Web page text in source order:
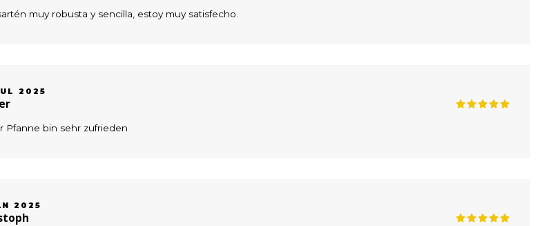
muy robusta y sencilla, estoy muy satisfecho.
2025
Pfanne bin sehr zufrieden
2025